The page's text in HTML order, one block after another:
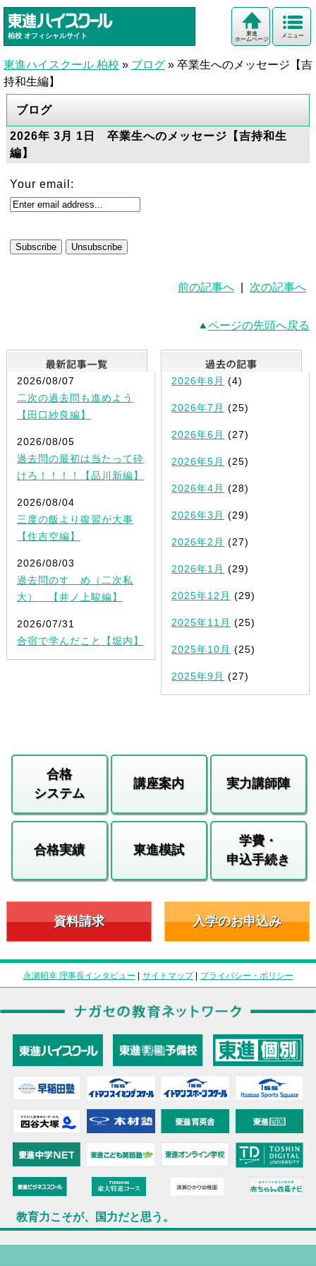
柏校 オフィシャルサイト メニュー
東進
ホームページ
東進ハイスクール 柏校 » ブログ » 卒業生へのメッセージ【吉
持和生編】
ブログ
2026年 3月 1日 卒業生へのメッセージ【吉持和生
編】
Your email:
前の記事へ 次の記事へ
ページの先頭へ戻る
最新記事一覧
2026/08/07
二次の過去問も進めよう
【田口紗良編】
2026/08/05
過去問の最初は当たって砕
けろ！！！！【品川新編】
2026/08/04
三度の飯より復習が大事
【住吉空編】
2026/08/03
過去問のすゝめ（二次私
大） 【井ノ上駿編】
2026/07/31
合宿で学んだこと【堀内】
2026年8月 (4)
2026年7月 (25)
2026年6月 (27)
2026年5月 (25)
2026年4月 (28)
2026年3月 (29)
2026年2月 (27)
2026年1月 (29)
2025年12月 (29)
2025年11月 (25)
2025年10月 (25)
2025年9月 (27)
合格
システム
講座案内 実力講師陣
合格実績 東進模試
学費・
申込手続き
資料請求 入学のお申込み
永瀬昭幸 理事長インタビュー | サイトマップ| プライバシー・ポリシー
教育力こそが、国力だと思う。